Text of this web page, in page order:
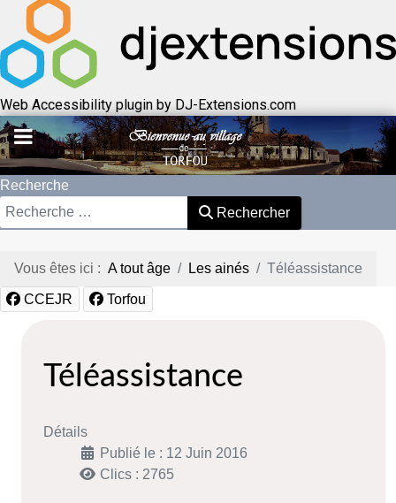
Web Accessibility plugin by DJ-Extensions.com
Recherche
Rechercher
Vous êtes ici : A tout âge Les ainés Téléassistance
CCEJR Torfou
Téléassistance
Détails
Publié le : 12 Juin 2016
Clics : 2765